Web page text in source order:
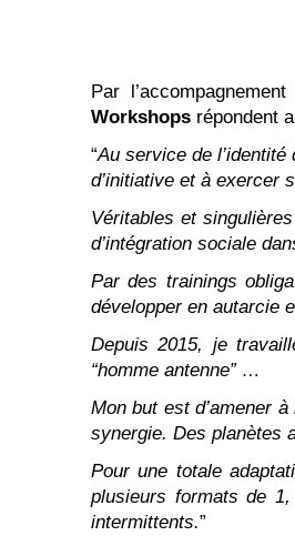
Par l’accompagnement
Workshops répondent
“Au service de
d’initiative et à exercer
Véritables et
d’intégration sociale
Par des trainings
développer en autarcie
Depuis 2015, je
“homme antenne” …
Mon but est d’amener
synergie. Des planètes
Pour une totale
plusieurs formats de
intermittents.”